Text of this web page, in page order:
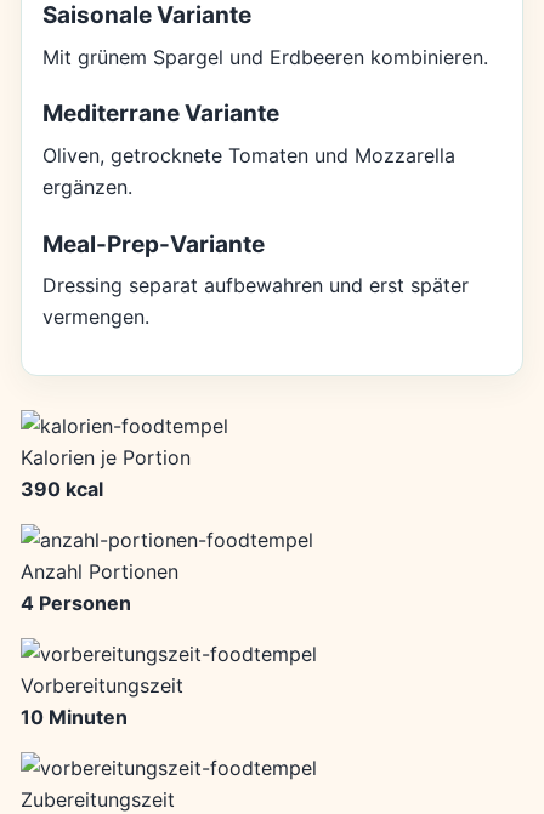
Saisonale Variante
Mit grünem Spargel und Erdbeeren kombinieren.
Mediterrane Variante
Oliven, getrocknete Tomaten und Mozzarella
ergänzen.
Meal-Prep-Variante
Dressing separat aufbewahren und erst später
vermengen.
Kalorien je Portion
390 kcal
Anzahl Portionen
4 Personen
Vorbereitungszeit
10 Minuten
Zubereitungszeit